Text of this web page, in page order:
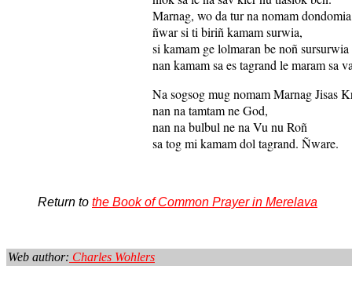
Marnag, wo da tur na nomam
ñwar si ti biriñ kamam surwia,
si kamam ge lolmaran be noñ
nan kamam sa es tagrand le maram sa
Na sogsog mug nomam Marnag Jisas
nan na tamtam ne God,
nan na bulbul ne na Vu nu Roñ
sa tog mi kamam dol tagrand. Ñware.
Return to the Book of Common Prayer in Merelava
Web author: Charles Wohlers